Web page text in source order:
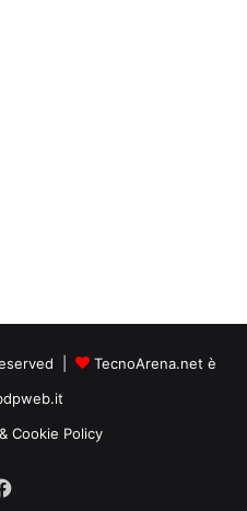
|
TecnoArena.net è
Cookie Policy